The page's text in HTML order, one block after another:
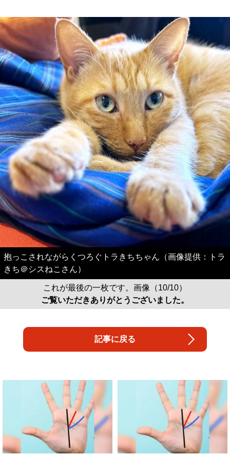
抱っこされながらくつろぐトラきちちゃん（画像提供：トラ
きち＠シスねこさん）
これが最後の一枚です。画像（10/10）
ご覧いただきありがとうございました。
記事に戻る